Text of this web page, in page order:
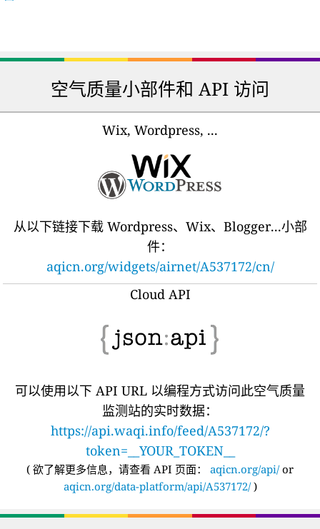
空气质量小部件和 API 访问
Wix, Wordpress, ...
从以下链接下载 Wordpress、Wix、Blogger...小部
件：
aqicn.org/widgets/airnet/A537172/cn/
Cloud API
可以使用以下 API URL 以编程方式访问此空气质量
监测站的实时数据：
https://api.waqi.info/feed/A537172/?
token=__YOUR_TOKEN__
( 欲了解更多信息，请查看 API 页面： aqicn.org/api/or
aqicn.org/data-platform/api/A537172/)